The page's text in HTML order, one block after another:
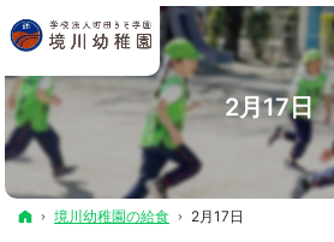
2月17日
ホーム
境川幼稚園の給食 2月17日